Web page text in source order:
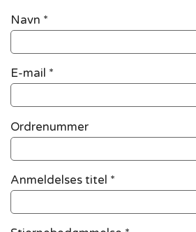
Navn *
E-mail *
Ordrenummer
Anmeldelses titel *